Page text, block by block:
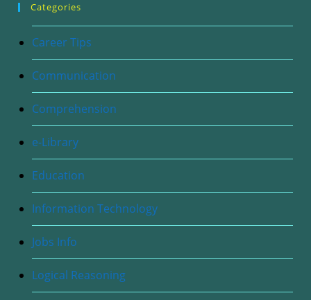
Categories
Career Tips
Communication
Comprehension
e-Library
Education
Information Technology
Jobs Info
Logical Reasoning